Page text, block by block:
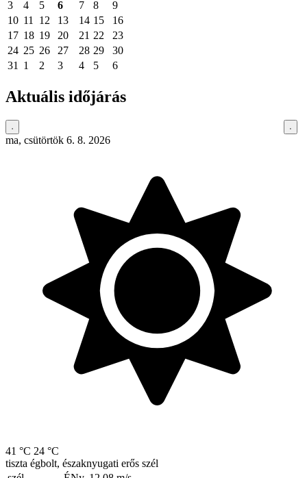
3 4 5 6 7 8
9
10 11 12 13 14 15
16
17 18 19 20 21 22
23
24 25 26 27 28 29
30
31
1 2 3 4 5 6
Aktuális időjárás
ma, csütörtök 6. 8. 2026
41 °C 24 °C
tiszta égbolt, északnyugati erős szél